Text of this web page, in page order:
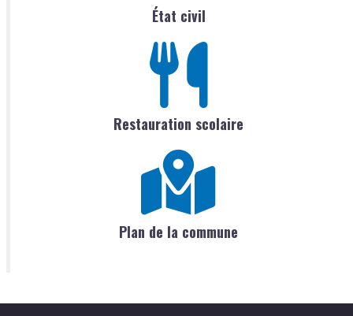
État civil
Restauration scolaire
Plan de la commune